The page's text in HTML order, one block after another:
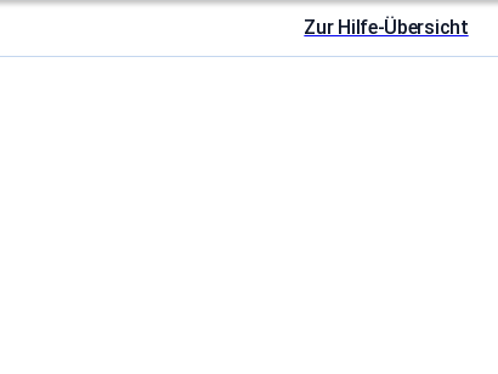
Zur Hilfe-Übersicht